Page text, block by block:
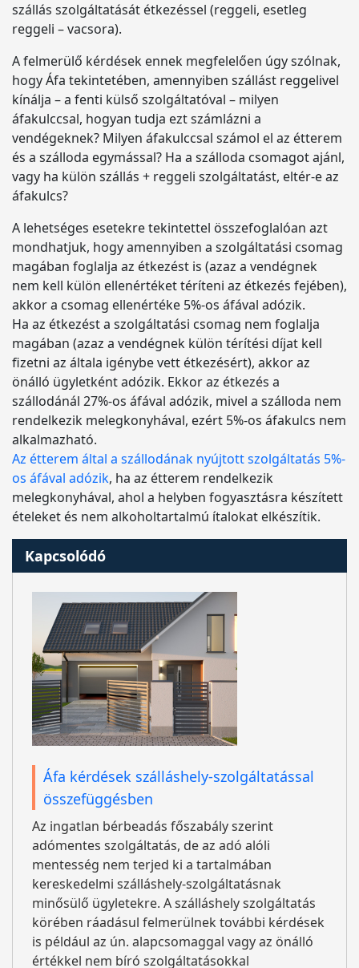
szállás szolgáltatását étkezéssel (reggeli, esetleg
reggeli – vacsora).
A felmerülő kérdések ennek megfelelően úgy szólnak,
hogy Áfa tekintetében, amennyiben szállást reggelivel
kínálja – a fenti külső szolgáltatóval – milyen
áfakulccsal, hogyan tudja ezt számlázni a
vendégeknek? Milyen áfakulccsal számol el az étterem
és a szálloda egymással? Ha a szálloda csomagot ajánl,
vagy ha külön szállás + reggeli szolgáltatást, eltér-e az
áfakulcs?
A lehetséges esetekre tekintettel összefoglalóan azt
mondhatjuk, hogy amennyiben a szolgáltatási csomag
magában foglalja az étkezést is (azaz a vendégnek
nem kell külön ellenértéket téríteni az étkezés fejében),
akkor a csomag ellenértéke 5%-os áfával adózik.
Ha az étkezést a szolgáltatási csomag nem foglalja
magában (azaz a vendégnek külön térítési díjat kell
fizetni az általa igénybe vett étkezésért), akkor az
önálló ügyletként adózik. Ekkor az étkezés a
szállodánál 27%-os áfával adózik, mivel a szálloda nem
rendelkezik melegkonyhával, ezért 5%-os áfakulcs nem
alkalmazható.
Az étterem által a szállodának nyújtott szolgáltatás 5%-
os áfával adózik, ha az étterem rendelkezik
melegkonyhával, ahol a helyben fogyasztásra készített
ételeket és nem alkoholtartalmú ítalokat elkészítik.
Kapcsolódó
Áfa kérdések szálláshely-szolgáltatással
összefüggésben
Az ingatlan bérbeadás főszabály szerint
adómentes szolgáltatás, de az adó alóli
mentesség nem terjed ki a tartalmában
kereskedelmi szálláshely-szolgáltatásnak
minősülő ügyletekre. A szálláshely szolgáltatás
körében ráadásul felmerülnek további kérdések
is például az ún. alapcsomaggal vagy az önálló
értékkel nem bíró szolgáltatásokkal